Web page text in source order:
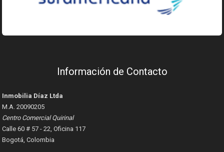
Información de Contacto
Inmobilia Díaz Ltda
M.A. 20090205
Centro Comercial Quirinal
Calle 60 # 57 - 22, Oficina 117
Bogotá, Colombia